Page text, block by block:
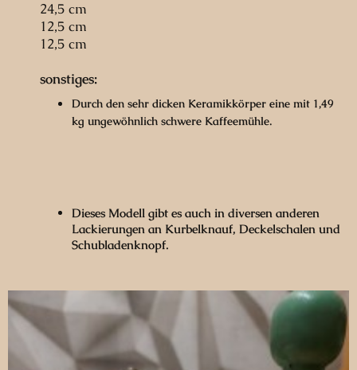
24,5 cm
12,5 cm
12,5 cm
sonstiges:
Durch den sehr dicken Keramikkörper eine mit 1,49
kg ungewöhnlich schwere Kaffeemühle.
Dieses Modell gibt es auch in diversen anderen
Lackierungen an Kurbelknauf, Deckelschalen und
Schubladenknopf.